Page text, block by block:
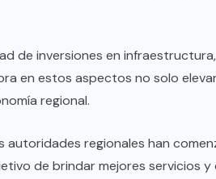
de inversiones en
en estos aspectos no solo
regional.
regionales han
de brindar mejores servicios